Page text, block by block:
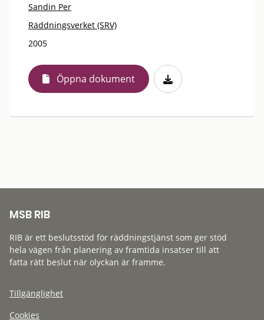
Sandin Per
Räddningsverket (SRV)
2005
Öppna dokument
MSB RIB
RIB är ett beslutsstöd för räddningstjänst som ger stöd
hela vägen från planering av framtida insatser till att
fatta rätt beslut när olyckan är framme.
Tillgänglighet
Cookies